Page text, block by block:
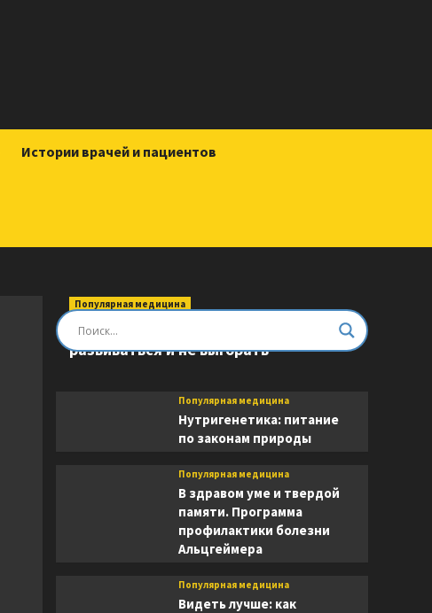
Истории врачей и пациентов
Популярная медицина
Быть врачом. Как помогать,
развиваться и не выгорать
Популярная медицина
Нутригенетика: питание
по законам природы
Популярная медицина
В здравом уме и твердой
памяти. Программа
профилактики болезни
Альцгеймера
Популярная медицина
Видеть лучше: как